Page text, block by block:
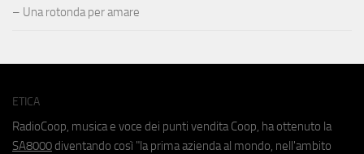
– Una rotonda per amare
ETICA
RadioCoop, musica e voce dei punti vendita Coop, ha ottenuto la
SA8000 diventando così "la prima azienda al mondo, nell'ambito